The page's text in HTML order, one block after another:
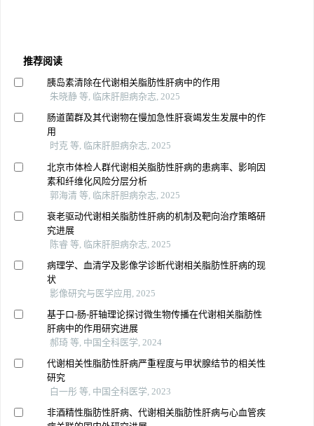
推荐阅读
胰岛素清除在代谢相关脂肪性肝病中的作用
朱晓静 等, 临床肝胆病杂志, 2025
肠道菌群及其代谢物在慢加急性肝衰竭发生发展中的作
用
时克 等, 临床肝胆病杂志, 2025
北京市体检人群代谢相关脂肪性肝病的患病率、影响因
素和纤维化风险分层分析
郭海清 等, 临床肝胆病杂志, 2025
衰老驱动代谢相关脂肪性肝病的机制及靶向治疗策略研
究进展
陈睿 等, 临床肝胆病杂志, 2025
病理学、血清学及影像学诊断代谢相关脂肪性肝病的现
状
影像研究与医学应用, 2025
基于口-肠-肝轴理论探讨微生物传播在代谢相关脂肪性
肝病中的作用研究进展
郝琦 等, 中国全科医学, 2024
代谢相关性脂肪性肝病严重程度与甲状腺结节的相关性
研究
白一彤 等, 中国全科医学, 2023
非酒精性脂肪性肝病、代谢相关脂肪性肝病与心血管疾